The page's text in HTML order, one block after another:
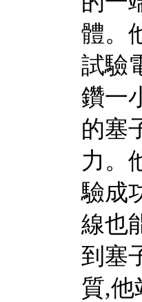
體。
試驗
鑽一
的塞
力。
驗成
線也
到塞
質,他